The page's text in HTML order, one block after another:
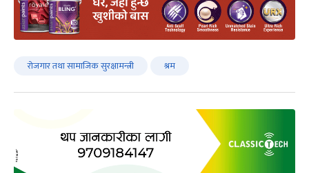
रोजगार तथा सामाजिक सुरक्षामन्त्री श्रम